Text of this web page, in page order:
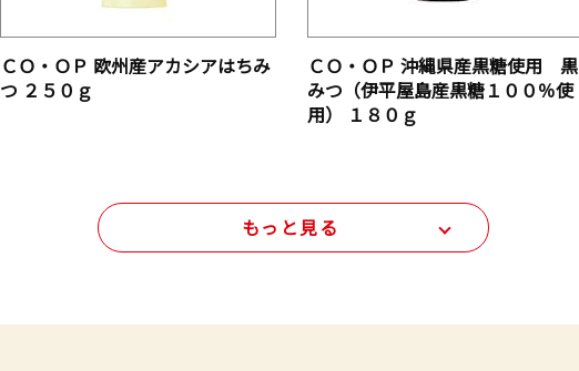
ＣＯ・ＯＰ 欧州産アカシアはちみ
つ ２５０ｇ
ＣＯ・ＯＰ 沖縄県産黒糖使用 黒
みつ（伊平屋島産黒糖１００％使
用） １８０ｇ
もっと見る